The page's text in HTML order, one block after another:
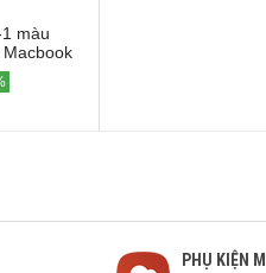
màu
PHỤ KIỆN